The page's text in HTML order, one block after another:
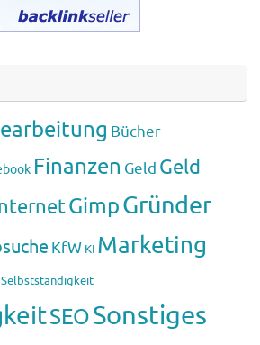
Bücher
Finanzen Geld Geld
GimpGründer
KfW KI Marketing
Selbstständigkeit
SEOSonstiges